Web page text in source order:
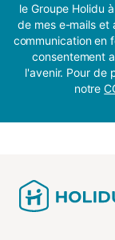
le Groupe Holidu
de mes e-mails et
communication en
consentement
l'avenir. Pour de
notre